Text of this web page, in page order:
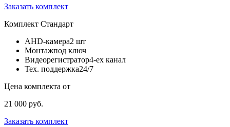
Заказать комплект
Комплект Стандарт
AHD-камера2 шт
Монтажпод ключ
Видеорегистратор4-ех канал
Тех. поддержка24/7
Цена комплекта от
21 000 руб.
Заказать комплект